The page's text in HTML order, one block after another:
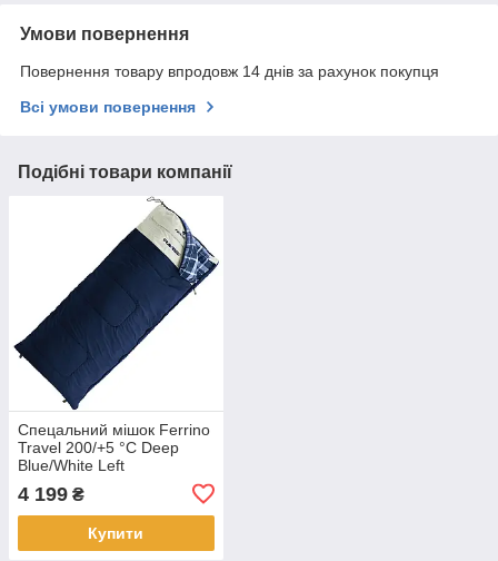
Умови повернення
Повернення товару впродовж 14 днів за рахунок покупця
Всі умови повернення
Подібні товари компанії
Спецальний мішок Ferrino
Travel 200/+5 °C Deep
Blue/White Left
4 199 ₴
Купити